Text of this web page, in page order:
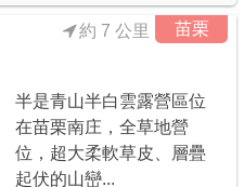
苗栗
約 7 公里
半是青山半白雲露營區位
在苗栗南庄，全草地營
位，超大柔軟草皮、層疊
起伏的山巒...